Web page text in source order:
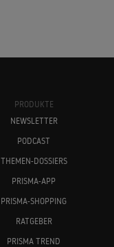
PRODUKTE
NEWSLETTER
PODCAST
THEMEN-DOSSIERS
PRISMA-APP
PRISMA-SHOPPING
RATGEBER
PRISMA TREND